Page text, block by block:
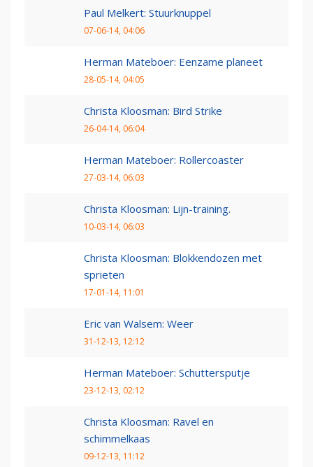
Paul Melkert: Stuurknuppel
07-06-14, 04:06
Herman Mateboer: Eenzame planeet
28-05-14, 04:05
Christa Kloosman: Bird Strike
26-04-14, 06:04
Herman Mateboer: Rollercoaster
27-03-14, 06:03
Christa Kloosman: Lijn-training.
10-03-14, 06:03
Christa Kloosman: Blokkendozen met
sprieten
17-01-14, 11:01
Eric van Walsem: Weer
31-12-13, 12:12
Herman Mateboer: Schuttersputje
23-12-13, 02:12
Christa Kloosman: Ravel en
schimmelkaas
09-12-13, 11:12